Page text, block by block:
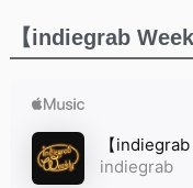
【indiegrab